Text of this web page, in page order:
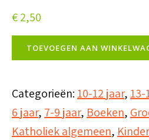
€2,50
Franciscusboekje
(tot
stuks)
aantal
TOEVOEGEN AAN
Categorieën: 10-12 jaar, 13-
6 jaar, 7-9 jaar, Boeken,
Katholiek algemeen,